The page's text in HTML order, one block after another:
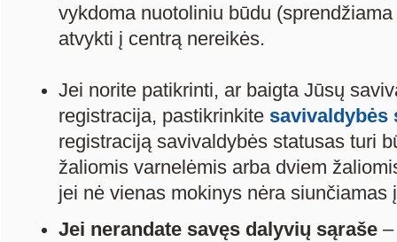
vykdoma nuotoliniu būdu
atvykti į centrą nereikės.
Jei norite patikrinti, ar baigta Jūsų
registracija, pastikrinkite savivaldybės
registraciją savivaldybės statusas turi
žaliomis varnelėmis arba dviem
jei nė vienas mokinys nėra siunčiamas
Jei nerandate savęs dalyvių sąraše